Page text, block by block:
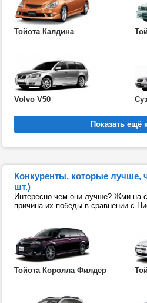
Тойота Калдина
Volvo V50
Конкуренты, которые лучше,
шт.)
Интересно чем они лучше? Жми на
причина их победы в сравнении с
Тойота Королла Филдер